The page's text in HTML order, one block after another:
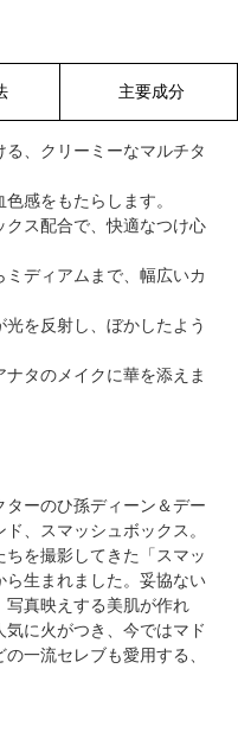
主要成分
、クリーミーなマルチタ
感をもたらします。
クス配合で、快適なつけ心
ディアムまで、幅広いカ
を反射し、ぼかしたよう
タのメイクに華を添えま
ーのひ孫ディーン＆デー
、スマッシュボックス。
を撮影してきた「スマッ
ら生まれました。妥協ない
写真映えする美肌が作れ
に火がつき、今ではマド
一流セレブも愛用する、